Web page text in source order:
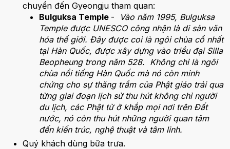
chuyển đến Gyeongju tham quan:
Bulguksa Temple -
Vào năm 1995, Bulguksa
Temple được UNESCO công nhận là di sản văn
hóa thế giới. Đây được coi là ngôi chùa cổ nhất
tại Hàn Quốc, được xây dựng vào triều đại Silla
Beopheung trong năm 528. Không chỉ là ngôi
chùa nổi tiếng Hàn Quốc mà nó còn minh
chứng cho sự thăng trầm của Phật giáo trải qua
từng giai đoạn lịch sử thu hút không chỉ người
du lịch, các Phật tử ở khắp mọi nơi trên Đất
nước, nó còn thu hút những người quan tâm
đến kiến trúc, nghệ thuật và tâm linh.
Quý khách dùng bữa trưa.